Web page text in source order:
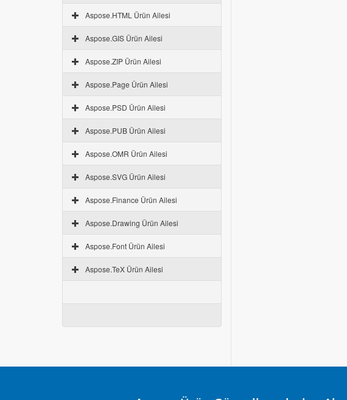
Aspose.HTML Ürün Ailesi
Aspose.GIS Ürün Ailesi
Aspose.ZIP Ürün Ailesi
Aspose.Page Ürün Ailesi
Aspose.PSD Ürün Ailesi
Aspose.PUB Ürün Ailesi
Aspose.OMR Ürün Ailesi
Aspose.SVG Ürün Ailesi
Aspose.Finance Ürün Ailesi
Aspose.Drawing Ürün Ailesi
Aspose.Font Ürün Ailesi
Aspose.TeX Ürün Ailesi